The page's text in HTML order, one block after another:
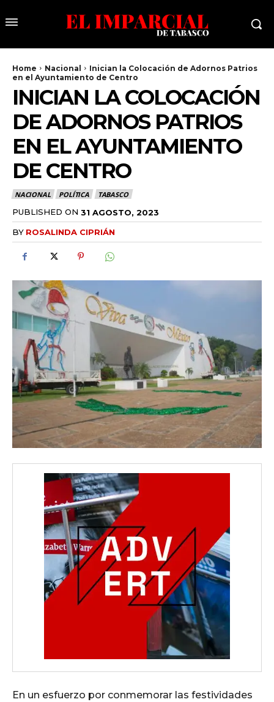
Home Nacional
Inician la Colocación de Adornos Patrios
en el Ayuntamiento de Centro
INICIAN LA COLOCACIÓN
DE ADORNOS PATRIOS
EN EL AYUNTAMIENTO
DE CENTRO
NACIONAL POLÍTICA TABASCO
PUBLISHED ON 31 AGOSTO, 2023
BY ROSALINDA CIPRIÁN
En un esfuerzo por conmemorar las festividades